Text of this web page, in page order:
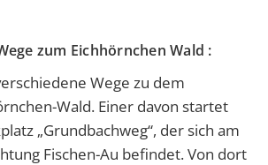
zum Eichhörnchen Wald :
Wege zu dem
Wald. Einer davon startet
„Grundbachweg“, der sich am
Fischen-Au befindet. Von dort